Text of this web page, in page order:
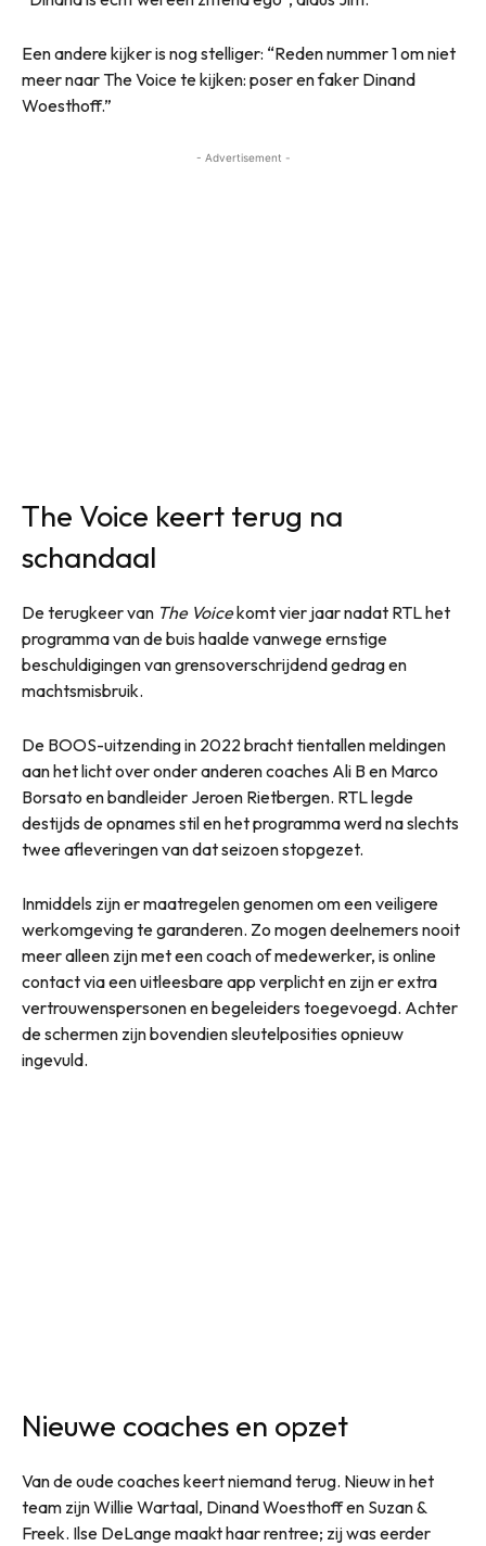
Een andere kijker is nog stelliger: “Reden nummer 1 om niet
meer naar The Voice te kijken: poser en faker Dinand
Woesthoff.”
- Advertisement -
The Voice keert terug na
schandaal
De terugkeer van The Voicekomt vier jaar nadat RTL het
programma van de buis haalde vanwege ernstige
beschuldigingen van grensoverschrijdend gedrag en
machtsmisbruik.
De BOOS-uitzending in 2022 bracht tientallen meldingen
aan het licht over onder anderen coaches Ali B en Marco
Borsato en bandleider Jeroen Rietbergen. RTL legde
destijds de opnames stil en het programma werd na slechts
twee afleveringen van dat seizoen stopgezet.
Inmiddels zijn er maatregelen genomen om een veiligere
werkomgeving te garanderen. Zo mogen deelnemers nooit
meer alleen zijn met een coach of medewerker, is online
contact via een uitleesbare app verplicht en zijn er extra
vertrouwenspersonen en begeleiders toegevoegd. Achter
de schermen zijn bovendien sleutelposities opnieuw
ingevuld.
Nieuwe coaches en opzet
Van de oude coaches keert niemand terug. Nieuw in het
team zijn Willie Wartaal, Dinand Woesthoff en Suzan &
Freek. Ilse DeLange maakt haar rentree; zij was eerder